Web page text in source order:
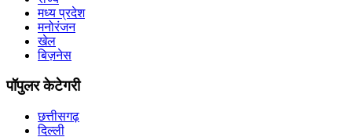
मध्य प्रदेश
मनोरंजन
खेल
बिज़नेस
पॉपुलर केटेगरी
छत्तीसगढ़
दिल्ली